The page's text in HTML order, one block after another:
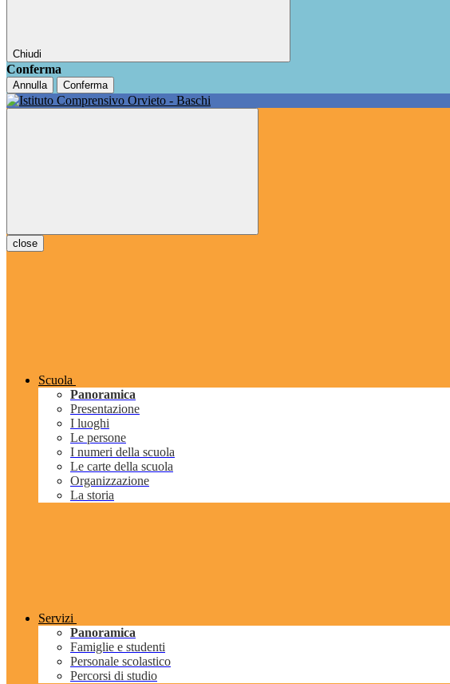
Chiudi
Conferma
Annulla Conferma
close
Scuola
Panoramica
Presentazione
I luoghi
Le persone
I numeri della scuola
Le carte della scuola
Organizzazione
La storia
Servizi
Panoramica
Famiglie e studenti
Personale scolastico
Percorsi di studio